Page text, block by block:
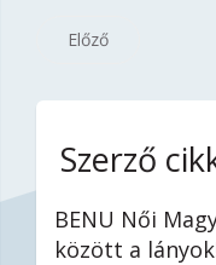
Előző
Szerző
BENU Női
között a